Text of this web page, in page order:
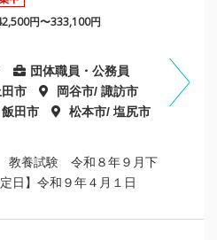
円〜333,100円
団体職員・公務員
田市
岡谷市/ 諏訪市
飯田市
松本市/ 塩尻市
教養試験 令和８年９月下
日】令和９年４月１日